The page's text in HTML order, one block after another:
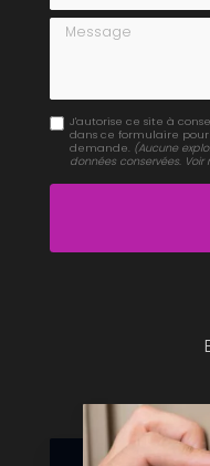
Message
J'autorise ce site à
dans ce formulaire
demande. (Aucune
données conservées. Voir